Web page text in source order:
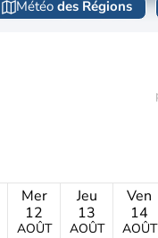
Météo des Régions
Mer
12
AOÛT
Jeu
13
AOÛT
Ven
14
AOÛT